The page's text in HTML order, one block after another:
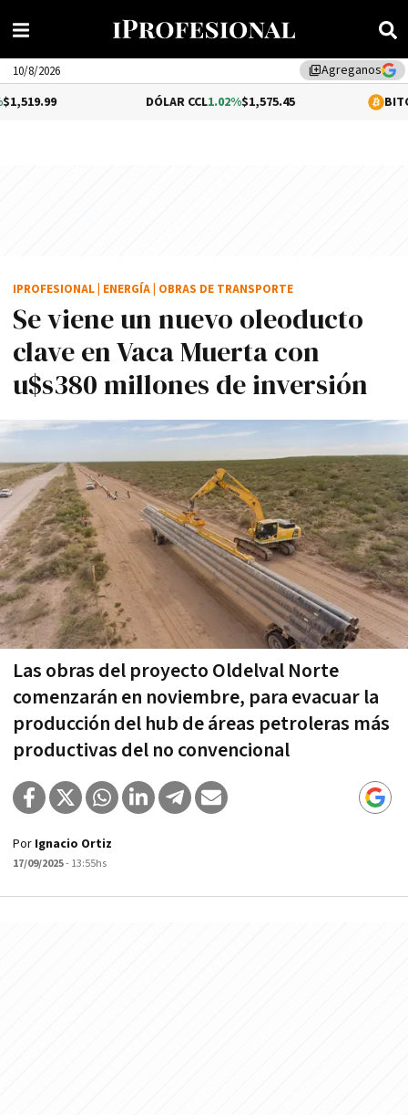
library_addAgreganos
10/8/2026
1.02%$1,575.45 0.2%
Se viene un nuevo oleoducto
clave en Vaca Muerta con
u$s380 millones de inversión
Las obras del proyecto Oldelval Norte
comenzarán en noviembre, para evacuar la
producción del hub de áreas petroleras más
productivas del no convencional
IPROFESIONAL ENERGÍA OBRAS DE TRANSPORTE
Por Ignacio Ortiz
17/09/2025- 13:55hs